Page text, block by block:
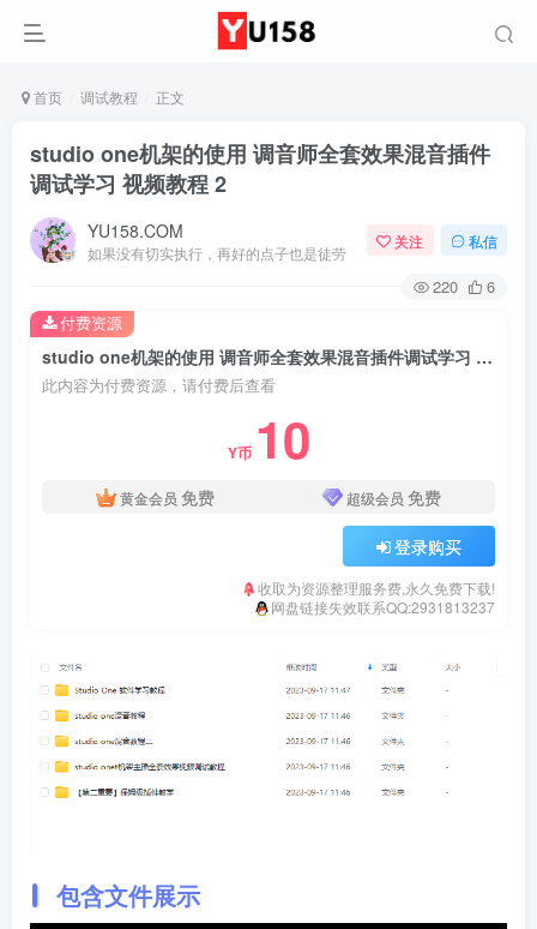
首页 调试教程 正文
studio one机架的使用 调音师全套效果混音插件
调试学习 视频教程 2
YU158.COM
如果没有切实执行，再好的点子也是徒劳
关注 私信
220 6
studio one机架的使用 调音师全套效果混音插件调试学习 视频教程 2
此内容为付费资源，请付费后查看
Y币 10
黄金会员 免费 超级会员 免费
登录购买
收取为资源整理服务费,永久免费下载!
网盘链接失效联系QQ:2931813237
付费资源
包含文件展示